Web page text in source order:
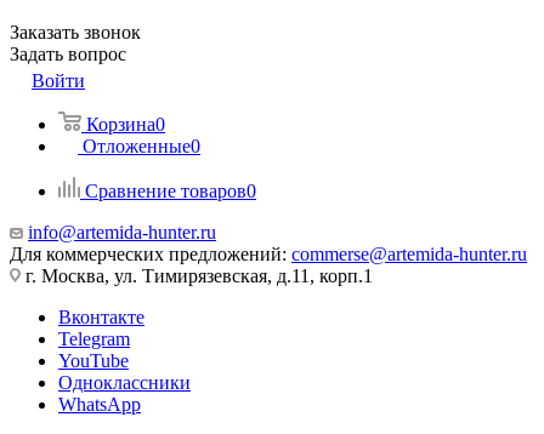
Заказать звонок
Задать вопрос
Войти
Корзина0
Отложенные0
Сравнение товаров0
info@artemida-hunter.ru
Для коммерческих предложений: commerse@artemida-hunter.ru
г. Москва, ул. Тимирязевская, д.11, корп.1
Вконтакте
Telegram
YouTube
Одноклассники
WhatsApp